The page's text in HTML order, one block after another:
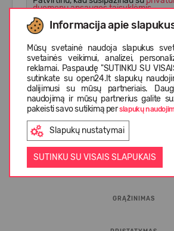
Informacija apie
Mūsų svetainė naudoja slapukus
svetainės veikimui, analizei,
reklamai. Paspaudę "SUTINKU SU
sutinkate su open24.lt slapukų
dalijimusi su mūsų partneriais.
naudojimą ir mūsų partnerius galite
pakeisti savo sutikimą perslapukų
Slapukų nustatymai
SUTINKU SU VISAIS SLAPUKAIS
duomenų apsaugos taisyklėmis
INFORMACIJA PIRKĖJUI
GRĄŽINIMAS